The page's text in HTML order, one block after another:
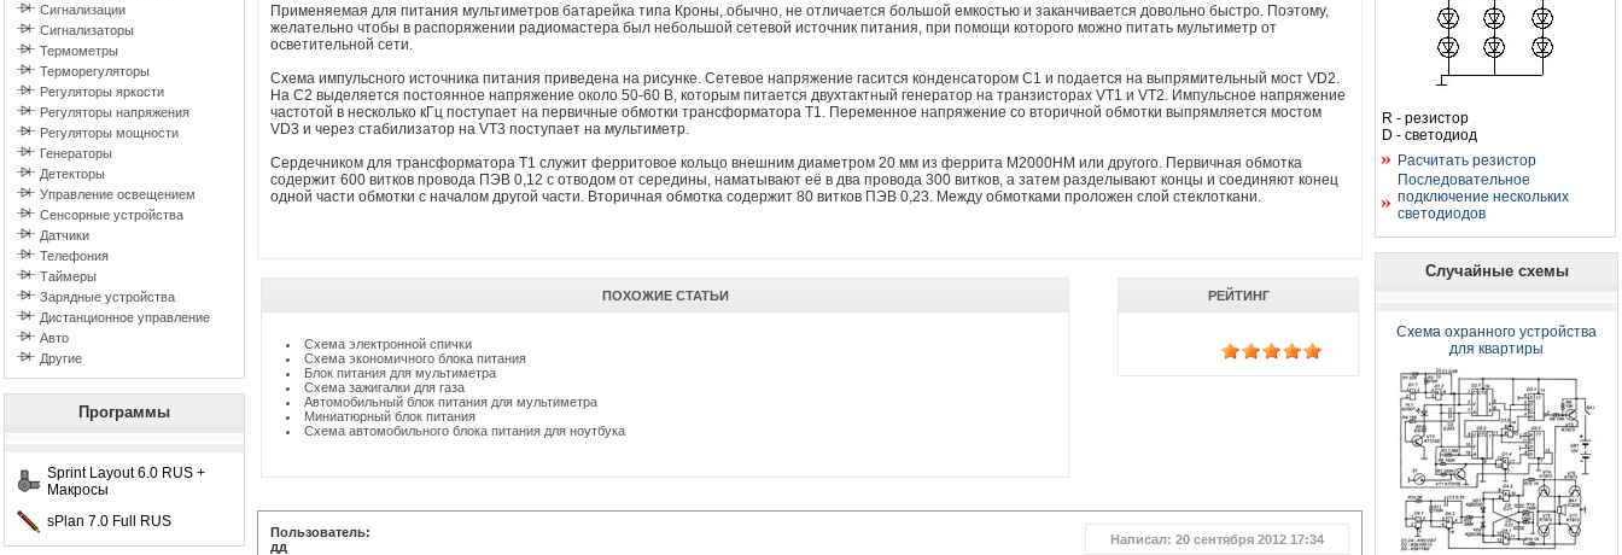
Сигнализации
Сигнализаторы
Термометры
Терморегуляторы
Регуляторы яркости
Регуляторы напряжения
Регуляторы мощности
Генераторы
Детекторы
Управление освещением
Сенсорные устройства
Датчики
Телефония
Таймеры
Зарядные устройства
Дистанционное управление
Авто
Другие
Программы
Sprint Layout 6.0 RUS +
Макросы
sPlan 7.0 Full RUS
Применяемая для питания мультиметров батарейка типа Кроны, обычно, не отличается большой емкостью и заканчивается довольно быстро. Поэтому,
желательно чтобы в распоряжении радиомастера был небольшой сетевой источник питания, при помощи которого можно питать мультиметр от
осветительной сети.
Схема импульсного источника питания приведена на рисунке. Сетевое напряжение гасится конденсатором С1 и подается на выпрямительный мост VD2.
На С2 выделяется постоянное напряжение около 50-60 В, которым питается двухтактный генератор на транзисторах VT1 и VT2. Импульсное напряжение
частотой в несколько кГц поступает на первичные обмотки трансформатора Т1. Переменное напряжение со вторичной обмотки выпрямляется мостом
VD3 и через стабилизатор на VT3 поступает на мультиметр.
Сердечником для трансформатора Т1 служит ферритовое кольцо внешним диаметром 20 мм из феррита М2000НМ или другого. Первичная обмотка
содержит 600 витков провода ПЭВ 0,12 с отводом от середины, наматывают её в два провода 300 витков, а затем разделывают концы и соединяют конец
одной части обмотки с началом другой части. Вторичная обмотка содержит 80 витков ПЭВ 0,23. Между обмотками проложен слой стеклоткани.
ПОХОЖИЕ СТАТЬИ
Схема электронной спички
Схема экономичного блока питания
Блок питания для мультиметра
Схема зажигалки для газа
Автомобильный блок питания для мультиметра
Миниатюрный блок питания
Схема автомобильного блока питания для ноутбука
РЕЙТИНГ
Пользователь:
дд
Написал: 20 сентября 2012 17:34
R - резистор
D - светодиод
Расчитать резистор
Последовательное
подключение нескольких
светодиодов
Случайные схемы
Схема охранного устройства
для квартиры